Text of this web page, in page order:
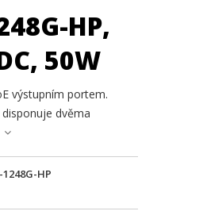
HP,
50W
výstupním portem.
dvěma
1248G-HP